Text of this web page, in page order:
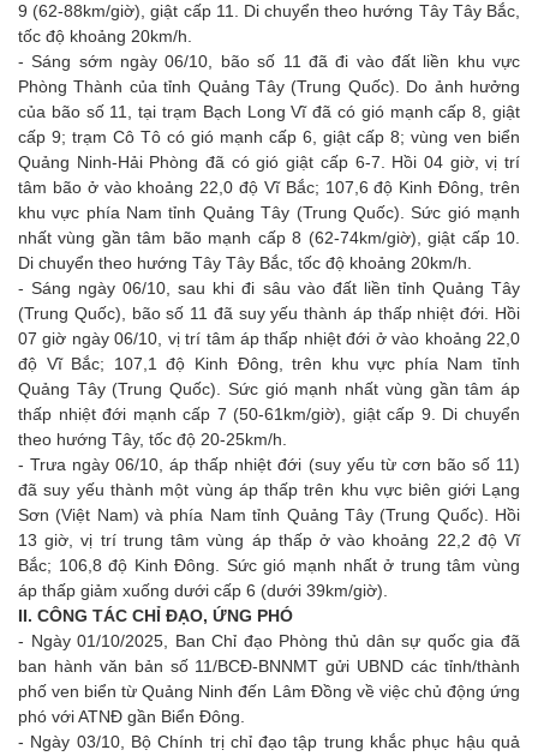
9 (62-88km/giờ), giật cấp 11. Di chuyển theo hướng Tây Tây Bắc,
tốc độ khoảng 20km/h.
- Sáng sớm ngày 06/10, bão số 11 đã đi vào đất liền khu vực
Phòng Thành của tỉnh Quảng Tây (Trung Quốc). Do ảnh hưởng
của bão số 11, tại trạm Bạch Long Vĩ đã có gió mạnh cấp 8, giật
cấp 9; trạm Cô Tô có gió mạnh cấp 6, giật cấp 8; vùng ven biển
Quảng Ninh-Hải Phòng đã có gió giật cấp 6-7. Hồi 04 giờ, vị trí
tâm bão ở vào khoảng 22,0 độ Vĩ Bắc; 107,6 độ Kinh Đông, trên
khu vực phía Nam tỉnh Quảng Tây (Trung Quốc). Sức gió mạnh
nhất vùng gần tâm bão mạnh cấp 8 (62-74km/giờ), giật cấp 10.
Di chuyển theo hướng Tây Tây Bắc, tốc độ khoảng 20km/h.
- Sáng ngày 06/10, sau khi đi sâu vào đất liền tỉnh Quảng Tây
(Trung Quốc), bão số 11 đã suy yếu thành áp thấp nhiệt đới. Hồi
07 giờ ngày 06/10, vị trí tâm áp thấp nhiệt đới ở vào khoảng 22,0
độ Vĩ Bắc; 107,1 độ Kinh Đông, trên khu vực phía Nam tỉnh
Quảng Tây (Trung Quốc). Sức gió mạnh nhất vùng gần tâm áp
thấp nhiệt đới mạnh cấp 7 (50-61km/giờ), giật cấp 9. Di chuyển
theo hướng Tây, tốc độ 20-25km/h.
- Trưa ngày 06/10, áp thấp nhiệt đới (suy yếu từ cơn bão số 11)
đã suy yếu thành một vùng áp thấp trên khu vực biên giới Lạng
Sơn (Việt Nam) và phía Nam tỉnh Quảng Tây (Trung Quốc). Hồi
13 giờ, vị trí trung tâm vùng áp thấp ở vào khoảng 22,2 độ Vĩ
Bắc; 106,8 độ Kinh Đông. Sức gió mạnh nhất ở trung tâm vùng
áp thấp giảm xuống dưới cấp 6 (dưới 39km/giờ).
II. CÔNG TÁC CHỈ ĐẠO, ỨNG PHÓ
- Ngày 01/10/2025, Ban Chỉ đạo Phòng thủ dân sự quốc gia đã
ban hành văn bản số 11/BCĐ-BNNMT gửi UBND các tỉnh/thành
phố ven biển từ Quảng Ninh đến Lâm Đồng về việc chủ động ứng
phó với ATNĐ gần Biển Đông.
- Ngày 03/10, Bộ Chính trị chỉ đạo tập trung khắc phục hậu quả